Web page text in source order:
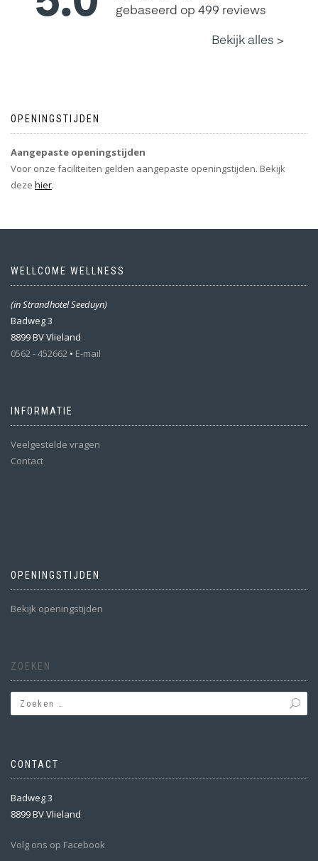
OPENINGSTIJDEN
Aangepaste openingstijden
Voor onze faciliteiten gelden aangepaste openingstijden. Bekijk
deze hier.
WELLCOME WELLNESS
(in Strandhotel Seeduyn)
Badweg 3
8899 BV Vlieland
0562 - 452662 • E-mail
INFORMATIE
Veelgestelde vragen
Contact
OPENINGSTIJDEN
Bekijk openingstijden
ZOEKEN
CONTACT
Badweg 3
8899 BV Vlieland
Volg ons op Facebook